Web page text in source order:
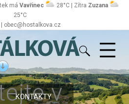
| obec@hostalkova.cz
má Vavřinec 28°C | Zítra Zuzana
25°C
v
KONTAKTY